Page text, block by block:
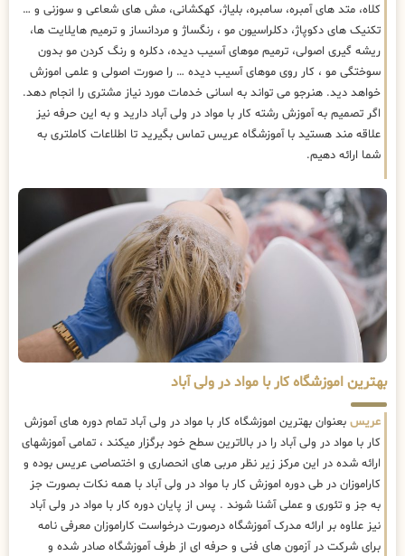
کلاه، متد های آمبره، سامبره، بلیاژ، کهکشانی، مش های شعاعی و سوزنی و …
تکنیک های دکوپاژ، دکلراسیون مو ، رنگساژ و مردانساز و ترمیم هایلایت ها،
ریشه گیری اصولی، ترمیم موهای آسیب دیده، دکلره و رنگ کردن مو بدون
سوختگی مو ، کار روی موهای آسیب دیده … را صورت اصولی و علمی اموزش
خواهد دید. هنرجو می تواند به اسانی خدمات مورد نیاز مشتری را انجام دهد.
اگر تصمیم به آموزش رشته کار با مواد در ولی آباد دارید و به این حرفه نیز
علاقه مند هستید با آموزشگاه عریس تماس بگیرید تا اطلاعات کاملتری به
شما ارائه دهیم.
بهترین اموزشگاه کار با مواد در ولی آباد
عریس بعنوان بهترین اموزشگاه کار با مواد در ولی آباد تمام دوره های آموزش
کار با مواد در ولی آباد را در بالاترین سطح خود برگزار میکند ، تمامی آموزشهای
ارائه شده در این مرکز زیر نظر مربی های انحصاری و اختصاصی عریس بوده و
کاراموزان در طی دوره اموزش کار با مواد در ولی آباد با همه نکات بصورت جز
به جز و تئوری و عملی آشنا شوند . پس از پایان دوره کار با مواد در ولی آباد
نیز علاوه بر ارائه مدرک آموزشگاه درصورت درخواست کاراموزان معرفی نامه
برای شرکت در آزمون های فنی و حرفه ای از طرف آموزشگاه صادر شده و